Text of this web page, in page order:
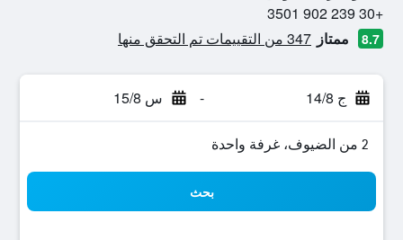
+30 239 902 3501
8.7 ممتاز 347 من التقييمات تم التحقق منها
ج 14/8 - س 15/8
2 من الضيوف، غرفة واحدة
بحث